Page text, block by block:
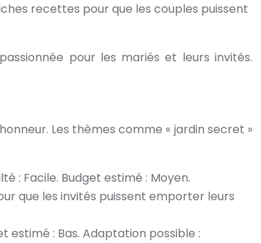
recettes pour que les couples puissent
pour les mariés et leurs invités.
Les thèmes comme « jardin secret »
: Facile. Budget estimé : Moyen.
que les invités puissent emporter leurs
estimé : Bas. Adaptation possible :